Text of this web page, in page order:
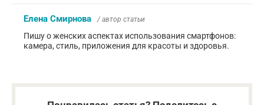
Елена Смирнова / автор статьи
Пишу о женских аспектах использования смартфонов:
камера, стиль, приложения для красоты и здоровья.